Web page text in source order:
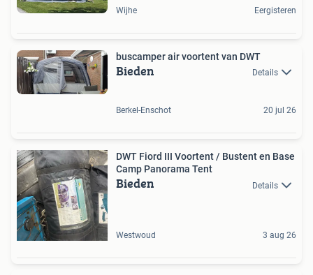
Wijhe Eergisteren
buscamper air voortent van DWT
Bieden Details
Berkel-Enschot 20 jul 26
DWT Fiord III Voortent / Bustent en Base
Camp Panorama Tent
Bieden Details
Westwoud 3 aug 26